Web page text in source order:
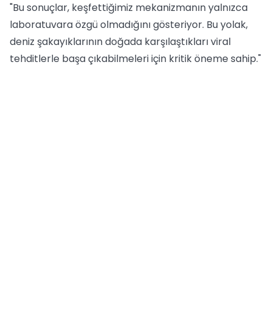
"Bu sonuçlar, keşfettiğimiz mekanizmanın yalnızca
laboratuvara özgü olmadığını gösteriyor. Bu yolak,
deniz şakayıklarının doğada karşılaştıkları viral
tehditlerle başa çıkabilmeleri için kritik öneme sahip."